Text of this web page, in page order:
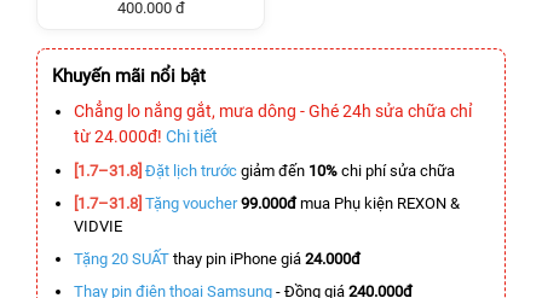
400.000 đ
Khuyến mãi nổi bật
Chẳng lo nắng gắt, mưa dông - Ghé 24h sửa chữa chỉ
từ 24.000đ! Chi tiết
[1.7–31.8] Đặt lịch trước giảm đến 10% chi phí sửa chữa
[1.7–31.8] Tặng voucher 99.000đmua Phụ kiện REXON &
VIDVIE
Tặng 20 SUẤT thay pin iPhone giá 24.000đ
Thay pin điện thoại Samsung - Đồng giá 240.000đ